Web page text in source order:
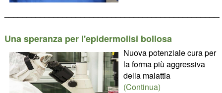
Una speranza per l'epidermolisi bollosa
Nuova potenziale cura per
la forma più aggressiva
della malattia
(Continua)